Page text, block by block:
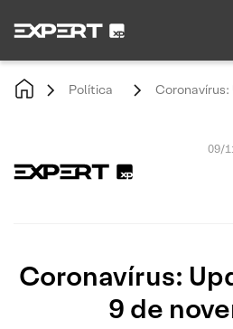
Política Coronavírus:
09/
Coronavírus:
9 de